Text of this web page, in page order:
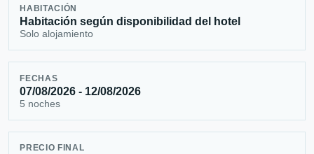
HABITACIÓN
Habitación según disponibilidad del hotel
Solo alojamiento
FECHAS
07/08/2026 - 12/08/2026
5 noches
PRECIO FINAL